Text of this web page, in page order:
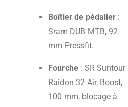
Boîtier de pédalier :
Sram DUB MTB, 92
mm Pressfit.
Fourche : SR Suntour
Raidon 32 Air, Boost,
100 mm, blocage à